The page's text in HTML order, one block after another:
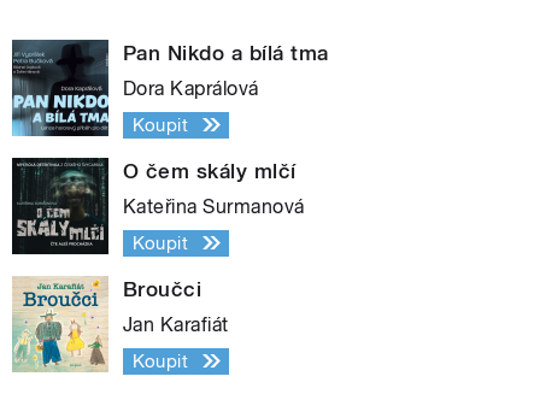
Pan Nikdo a bílá tma
Dora Kaprálová
Koupit
O čem skály mlčí
Kateřina Surmanová
Koupit
Broučci
Jan Karafiát
Koupit